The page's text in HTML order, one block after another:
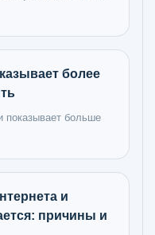
более
показывает больше
и
причины и